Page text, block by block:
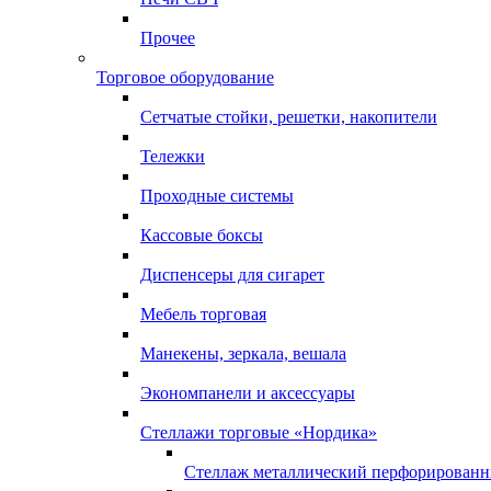
Прочее
Торговое оборудование
Сетчатые стойки, решетки, накопители
Тележки
Проходные системы
Кассовые боксы
Диспенсеры для сигарет
Мебель торговая
Манекены, зеркала, вешала
Экономпанели и аксессуары
Стеллажи торговые «Нордика»
Стеллаж металлический